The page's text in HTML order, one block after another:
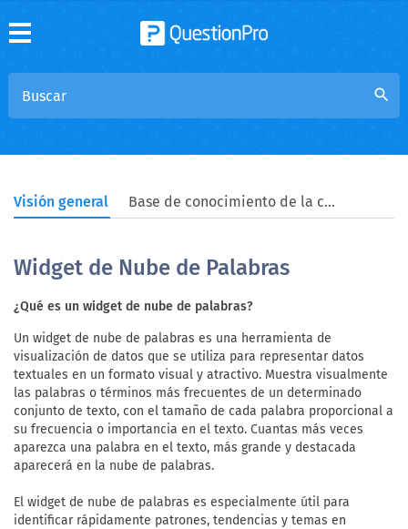
search
Visión general Base de conocimiento de la comunidad
Widget de Nube de Palabras
¿Qué es un widget de nube de palabras?
Un widget de nube de palabras es una herramienta de
visualización de datos que se utiliza para representar datos
textuales en un formato visual y atractivo. Muestra visualmente
las palabras o términos más frecuentes de un determinado
conjunto de texto, con el tamaño de cada palabra proporcional a
su frecuencia o importancia en el texto. Cuantas más veces
aparezca una palabra en el texto, más grande y destacada
aparecerá en la nube de palabras.
El widget de nube de palabras es especialmente útil para
identificar rápidamente patrones, tendencias y temas en